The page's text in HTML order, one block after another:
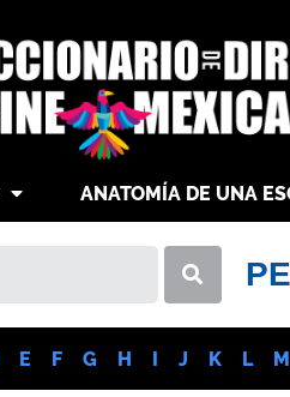
ANATOMÍA DE UNA
E F G H I J K L M